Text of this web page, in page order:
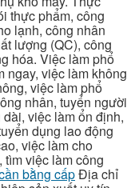
thực phẩm, công
lạnh, công nhân
lượng (QC), công
hóa. Việc làm phổ
ngay, việc làm không
việc làm phổ
nhân, tuyển người
việc làm ổn định,
dụng lao động
việc làm cho
việc làm công
bằng cấpĐịa chỉ